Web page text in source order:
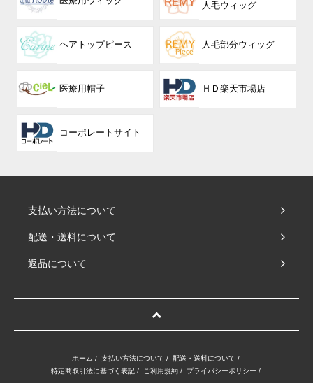
人毛ウィッグ
ヘアトップピース 人毛部分ウィッグ
医療用帽子 ＨＤ楽天市場店
コーポレート サイト
支払い方法について
配送・送料について
返品について
ホーム / 支払い方法について / 配送・送料について /
特定商取引法に基づく表記/ ご利用規約/ プライバシーポリシー /